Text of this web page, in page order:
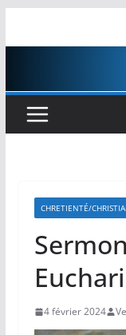
CHRETIENTÉ/
4 février 2024